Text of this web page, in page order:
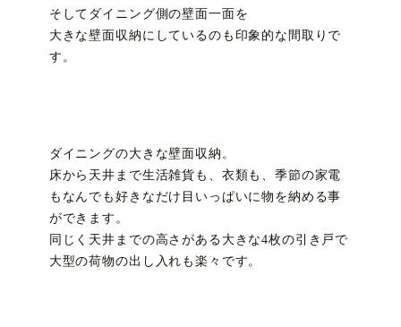
そしてダイニング側の壁面一面を
大きな壁面収納にしているのも印象的な間取りで
す。
ダイニングの大きな壁面収納。
床から天井まで生活雑貨も、衣類も、季節の家電
もなんでも好きなだけ目いっぱいに物を納める事
ができます。
同じく天井までの高さがある大きな4枚の引き戸で
大型の荷物の出し入れも楽々です。